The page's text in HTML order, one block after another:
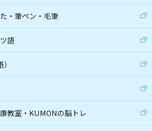
・筆ペン・毛筆
語
教室・KUMONの脳トレ